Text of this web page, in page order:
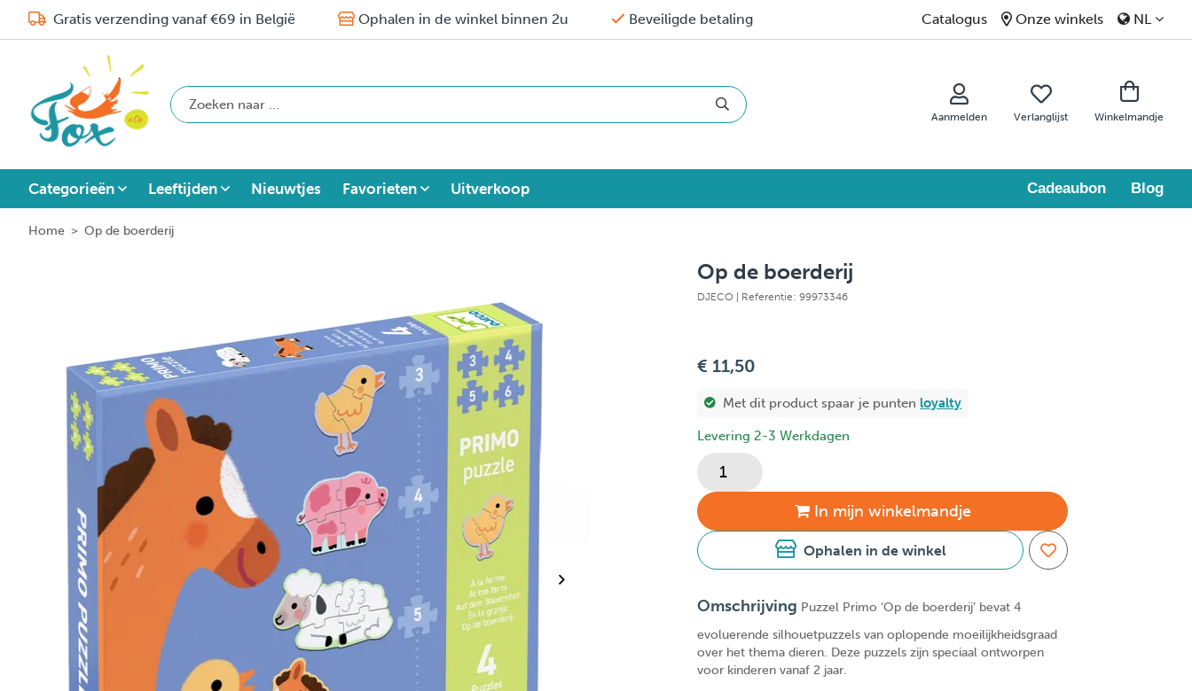
Gratis verzending vanaf €69 in België Ophalen in de winkel binnen 2u Beveiligde betaling Catalogus Onze winkels NL
Aanmelden Verlanglijst Winkelmandje
Categorieën Leeftijden Nieuwtjes Favorieten Uitverkoop Cadeaubon Blog
Home > Op de boerderij
Op de boerderij
DJECO | Referentie: 99973346
€ 11,50
Met dit product spaar je punten loyalty
Levering 2-3 Werkdagen
In mijn winkelmandje
Ophalen in de winkel
Omschrijving Puzzel Primo ‘Op de boerderij’ bevat 4
evoluerende silhouetpuzzels van oplopende moeilijkheidsgraad
over het thema dieren. Deze puzzels zijn speciaal ontworpen
voor kinderen vanaf 2 jaar.